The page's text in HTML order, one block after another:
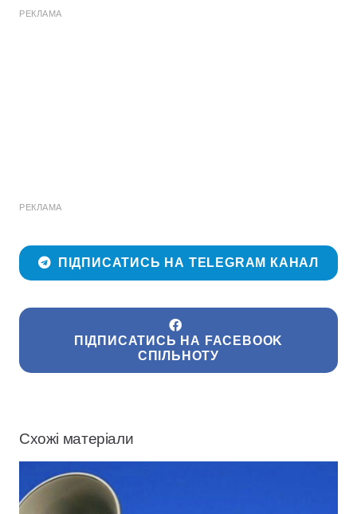
РЕКЛАМА
РЕКЛАМА
ПІДПИСАТИСЬ НА TELEGRAM КАНАЛ
ПІДПИСАТИСЬ НА FACEBOOK
СПІЛЬНОТУ
Схожі матеріали